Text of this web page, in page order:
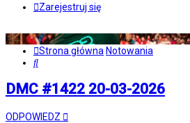
Zarejestruj się
Strona główna Notowania
Szukaj
DMC #1422 20-03-2026
ODPOWIEDZ